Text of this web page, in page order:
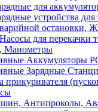
для
устройства для
остановки,
для перекачки
Манометры
Аккумуляторы
Зарядные
прикуривателя
Антипроколы,